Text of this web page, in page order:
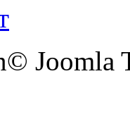
Joomla